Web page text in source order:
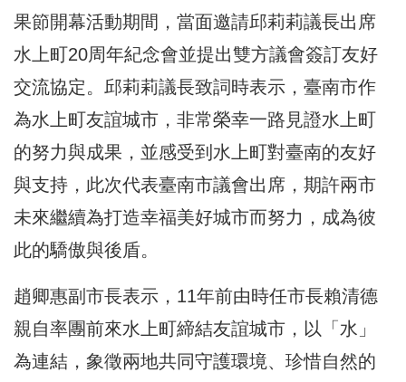
果節開幕活動期間，當面邀請邱莉莉議長出席
水上町20周年紀念會並提出雙方議會簽訂友好
交流協定。邱莉莉議長致詞時表示，臺南市作
為水上町友誼城市，非常榮幸一路見證水上町
的努力與成果，並感受到水上町對臺南的友好
與支持，此次代表臺南市議會出席，期許兩市
未來繼續為打造幸福美好城市而努力，成為彼
此的驕傲與後盾。
趙卿惠副市長表示，11年前由時任市長賴清德
親自率團前來水上町締結友誼城市，以「水」
為連結，象徵兩地共同守護環境、珍惜自然的